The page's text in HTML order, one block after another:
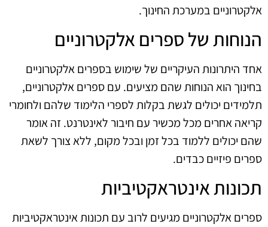
אלקטרוניים במערכת החינוך.
הנוחות של ספרים אלקטרוניים
אחד היתרונות העיקריים של שימוש בספרים אלקטרוניים
בחינוך הוא הנוחות שהם מציעים. עם ספרים אלקטרוניים,
תלמידים יכולים לגשת בקלות לספרי הלימוד שלהם ולחומרי
קריאה אחרים מכל מכשיר עם חיבור לאינטרנט. זה אומר
שהם יכולים ללמוד בכל זמן ובכל מקום, ללא צורך לשאת
ספרים פיזיים כבדים.
תכונות אינטראקטיביות
ספרים אלקטרוניים מגיעים לרוב עם תכונות אינטראקטיביות